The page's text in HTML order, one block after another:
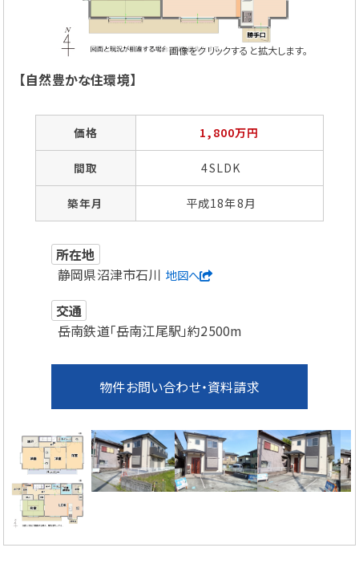
画像をクリックすると拡大します。
【自然豊かな住環境】
価格 1,800万円
間取 4SLDK
築年月 平成18年8月
所在地
静岡県沼津市石川 地図へ
交通
岳南鉄道「岳南江尾駅」約2500m
物件お問い合わせ・資料請求